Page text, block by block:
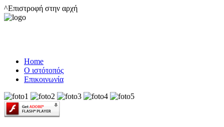
^Επιστροφή στην αρχή
Home
Ο ιστότοπός
Επικοινωνία